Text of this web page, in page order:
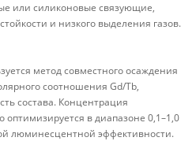
или силиконовые связующие,
и низкого выделения газов.
метод совместного осаждения
соотношения Gd/Tb,
состава. Концентрация
оптимизируется в диапазоне 0,1–1,0
люминесцентной эффективности.